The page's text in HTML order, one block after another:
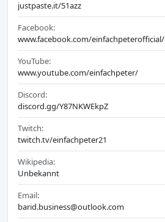
justpaste.it/51azz
Facebook:
www.facebook.com/einfachpeterofficial/
YouTube:
www.youtube.com/einfachpeter/
Discord:
discord.gg/Y87NKWEkpZ
Twitch:
twitch.tv/einfachpeter21
Wikipedia:
Unbekannt
Email:
barid.business@outlook.com